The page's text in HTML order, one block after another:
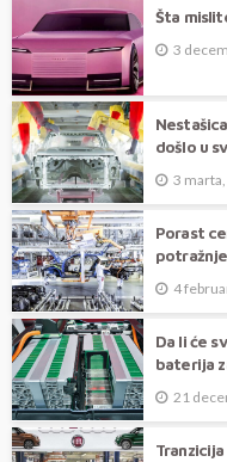
Šta
3
došlo u
3
Porast
4
Da li će
baterija
21